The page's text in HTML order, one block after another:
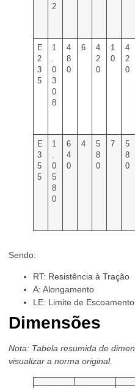
2
E
2
3
5
1
.
0
3
0
8
4
8
0
6
4
2
0
1
0
4
2
0
E
3
5
5
1
.
0
5
8
0
6
4
0
4
5
8
0
7
5
8
0
Sendo:
RT: Resistência à Tração
A: Alongamento
LE: Limite de Escoamento
Dimensões
Nota: Tabela resumida de
visualizar a norma original.